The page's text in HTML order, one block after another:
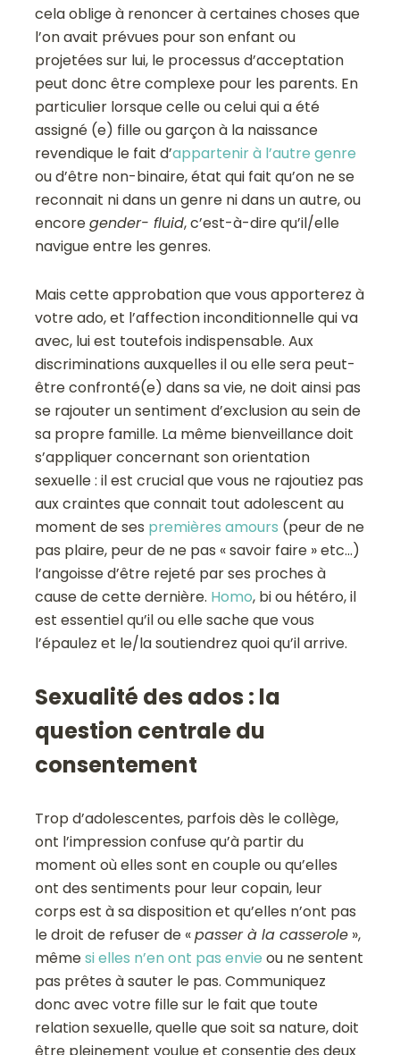
cela oblige à renoncer à certaines choses que
l’on avait prévues pour son enfant ou
projetées sur lui, le processus d’acceptation
peut donc être complexe pour les parents. En
particulier lorsque celle ou celui qui a été
assigné (e) fille ou garçon à la naissance
revendique le fait d’appartenir à l’autre genre
ou d’être non-binaire, état qui fait qu’on ne se
reconnait ni dans un genre ni dans un autre, ou
encoregender- fluid, c’est-à-dire qu’il/elle
navigue entre les genres.
Mais cette approbation que vous apporterez à
votre ado, et l’affection inconditionnelle qui va
avec, lui est toutefois indispensable. Aux
discriminations auxquelles il ou elle sera peut-
être confronté(e) dans sa vie, ne doit ainsi pas
se rajouter un sentiment d’exclusion au sein de
sa propre famille. La même bienveillance doit
s’appliquer concernant son orientation
sexuelle : il est crucial que vous ne rajoutiez pas
aux craintes que connait tout adolescent au
moment de ses premières amours (peur de ne
pas plaire, peur de ne pas « savoir faire » etc…)
l’angoisse d’être rejeté par ses proches à
cause de cette dernière. Homo, bi ou hétéro, il
est essentiel qu’il ou elle sache que vous
l’épaulez et le/la soutiendrez quoi qu’il arrive.
Sexualité des ados : la
question centrale du
consentement
Trop d’adolescentes, parfois dès le collège,
ont l’impression confuse qu’à partir du
moment où elles sont en couple ou qu’elles
ont des sentiments pour leur copain, leur
corps est à sa disposition et qu’elles n’ont pas
le droit de refuser de «passer à la casserole »,
mêmesi elles n’en ont pas envie ou ne sentent
pas prêtes à sauter le pas. Communiquez
donc avec votre fille sur le fait que toute
relation sexuelle, quelle que soit sa nature, doit
être pleinement voulue et consentie des deux